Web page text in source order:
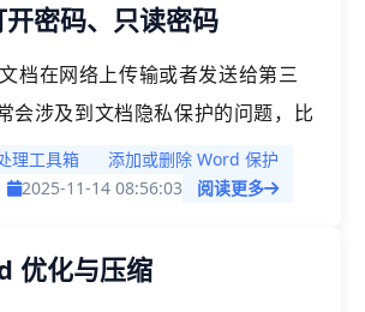
操作吧。
密码、只读密码
档在网络上传输或者发送给第三
会涉及到文档隐私保护的问题，比
添加打开密码或者只读密码就是
内容的一些手段。在 Office 中我
们有大量的 Word 文档需要设置
理工具箱
添加或删除 Word 保护
2025-11-14 08:56:03
阅读更多
优化与压缩